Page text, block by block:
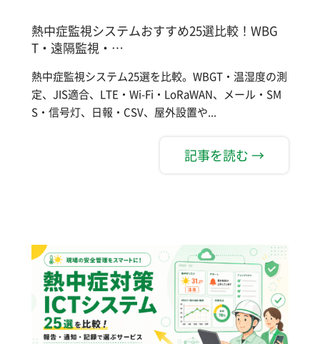
熱中症監視システムおすすめ25選比較！WBG
T・遠隔監視・…
熱中症監視システム25選を比較。WBGT・温湿度の測
定、JIS適合、LTE・Wi-Fi・LoRaWAN、メール・SM
S・信号灯、日報・CSV、屋外設置や...
記事を読む →